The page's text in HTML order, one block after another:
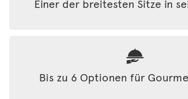
Einer der breitesten Sitze in
Bis zu 6 Optionen für